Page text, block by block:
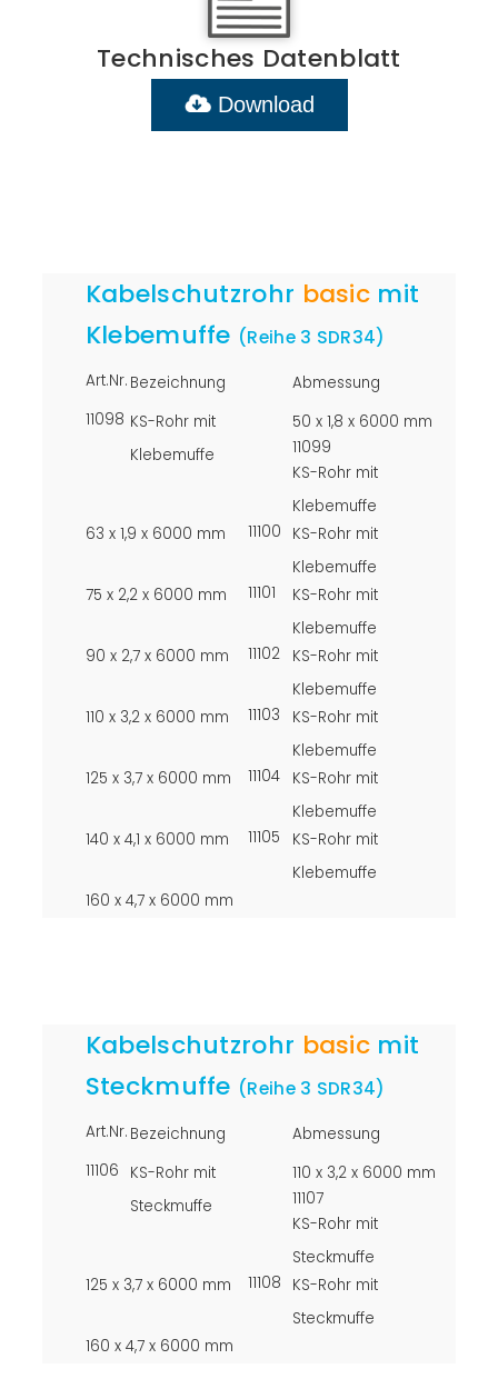
Technisches Datenblatt
Download
Kabelschutzrohr basic mit
Klebemuffe (Reihe 3 SDR34)
Art.Nr. Bezeichnung
Abmessung
11098 KS-Rohr mit
Klebemuffe
50 x 1,8 x 6000 mm
11099
KS-Rohr mit
Klebemuffe
63 x 1,9 x 6000 mm
11100
KS-Rohr mit
Klebemuffe
75 x 2,2 x 6000 mm
11101
KS-Rohr mit
Klebemuffe
90 x 2,7 x 6000 mm
11102
KS-Rohr mit
Klebemuffe
110 x 3,2 x 6000 mm
11103
KS-Rohr mit
Klebemuffe
125 x 3,7 x 6000 mm
11104
KS-Rohr mit
Klebemuffe
140 x 4,1 x 6000 mm
11105
KS-Rohr mit
Klebemuffe
160 x 4,7 x 6000 mm
Kabelschutzrohr basic mit
Steckmuffe (Reihe 3 SDR34)
Art.Nr. Bezeichnung
Abmessung
11106
KS-Rohr mit
Steckmuffe
110 x 3,2 x 6000 mm
11107
KS-Rohr mit
Steckmuffe
125 x 3,7 x 6000 mm
11108
KS-Rohr mit
Steckmuffe
160 x 4,7 x 6000 mm